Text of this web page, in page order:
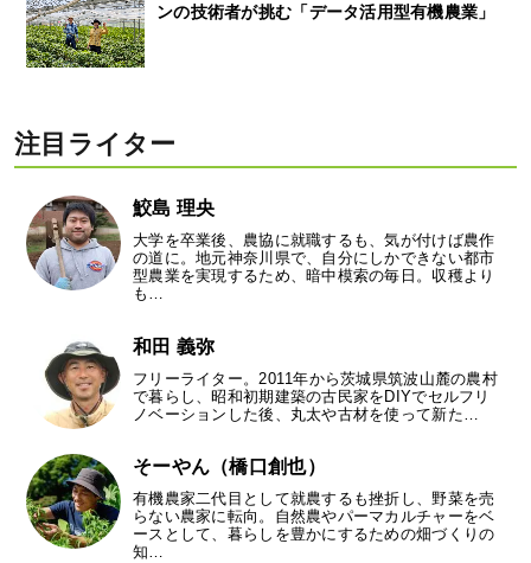
ンの技術者が挑む「データ活用型有機農業」
注目ライター
鮫島 理央
大学を卒業後、農協に就職するも、気が付けば農作
の道に。地元神奈川県で、自分にしかできない都市
型農業を実現するため、暗中模索の毎日。収穫より
も…
和田 義弥
フリーライター。2011年から茨城県筑波山麓の農村
で暮らし、昭和初期建築の古民家をDIYでセルフリ
ノベーションした後、丸太や古材を使って新た…
そーやん（橋口創也）
有機農家二代目として就農するも挫折し、野菜を売
らない農家に転向。自然農やパーマカルチャーをベ
ースとして、暮らしを豊かにするための畑づくりの
知…